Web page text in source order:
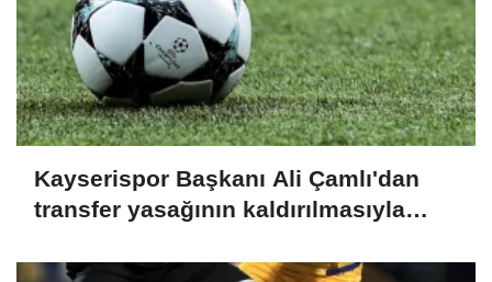
Kayserispor Başkanı Ali Çamlı'dan
transfer yasağının kaldırılmasıyla